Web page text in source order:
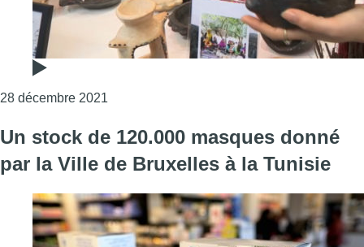
28 décembre 2021
Un stock de 120.000 masques donné
par la Ville de Bruxelles à la Tunisie